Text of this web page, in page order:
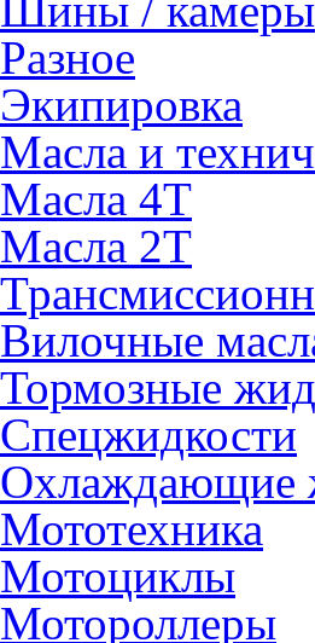
Разное
Экипировка
Масла и
Масла 4Т
Масла 2Т
Вилочные
Тормозные
Спецжидкости
Охлаждающие
Мототехника
Мотоциклы
Мотороллеры